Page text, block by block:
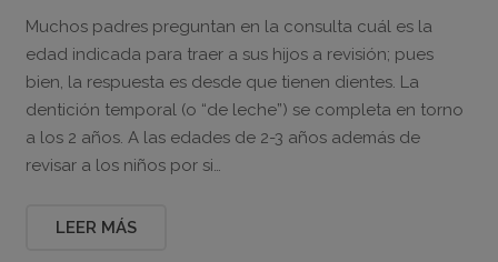
Muchos padres preguntan en la consulta cuál es la
edad indicada para traer a sus hijos a revisión; pues
bien, la respuesta es desde que tienen dientes. La
dentición temporal (o “de leche”) se completa en torno
a los 2 años. A las edades de 2-3 años además de
revisar a los niños por si…
LEER MÁS